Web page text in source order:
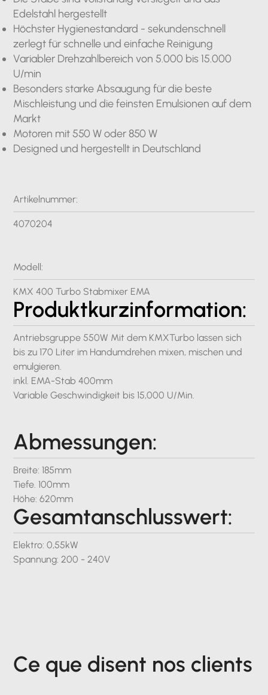
Edelstahl hergestellt
Höchster Hygienestandard - sekundenschnell
zerlegt für schnelle und einfache Reinigung
Variabler Drehzahlbereich von 5.000 bis 15.000
U/min
Besonders starke Absaugung für die beste
Mischleistung und die feinsten Emulsionen auf dem
Markt
Motoren mit 550 W oder 850 W
Designed und hergestellt in Deutschland
Artikelnummer:
4070204
Modell:
KMX 400 Turbo Stabmixer EMA
Produktkurzinformation:
Antriebsgruppe 550W Mit dem KMXTurbo lassen sich
bis zu 170 Liter im Handumdrehen mixen, mischen und
emulgieren.
inkl. EMA-Stab 400mm
Variable Geschwindigkeit bis 15,000 U/Min.
Abmessungen:
Breite: 185mm
Tiefe. 100mm
Höhe: 620mm
Gesamtanschlusswert:
Elektro: 0,55kW
Spannung: 200 - 240V
Ce que disent nos clients